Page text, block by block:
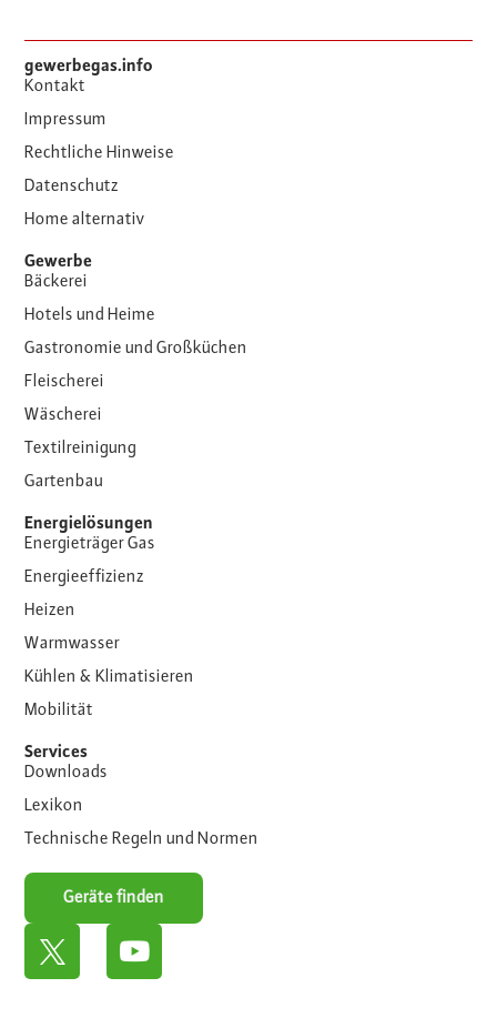
gewerbegas.info
Kontakt
Impressum
Rechtliche Hinweise
Datenschutz
Home alternativ
Gewerbe
Bäckerei
Hotels und Heime
Gastronomie und Großküchen
Fleischerei
Wäscherei
Textilreinigung
Gartenbau
Energielösungen
Energieträger Gas
Energieeffizienz
Heizen
Warmwasser
Kühlen & Klimatisieren
Mobilität
Services
Downloads
Lexikon
Technische Regeln und Normen
Geräte finden